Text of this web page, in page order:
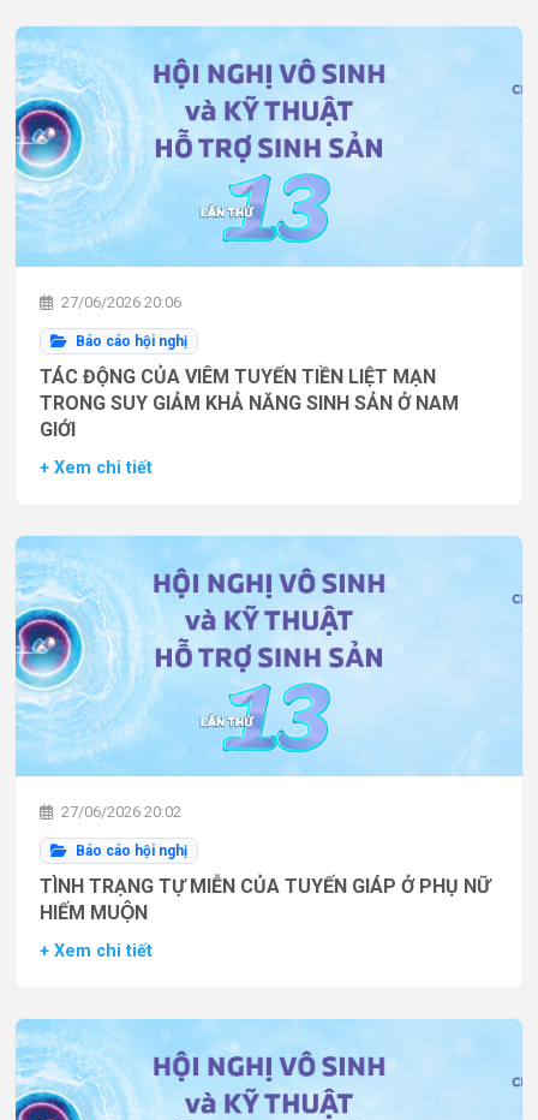
27/06/2026 20:06
Báo cáo hội nghị
TÁC ĐỘNG CỦA VIÊM TUYẾN TIỀN LIỆT MẠN
TRONG SUY GIẢM KHẢ NĂNG SINH SẢN Ở NAM
GIỚI
+ Xem chi tiết
27/06/2026 20:02
Báo cáo hội nghị
TÌNH TRẠNG TỰ MIỄN CỦA TUYẾN GIÁP Ở PHỤ NỮ
HIẾM MUỘN
+ Xem chi tiết